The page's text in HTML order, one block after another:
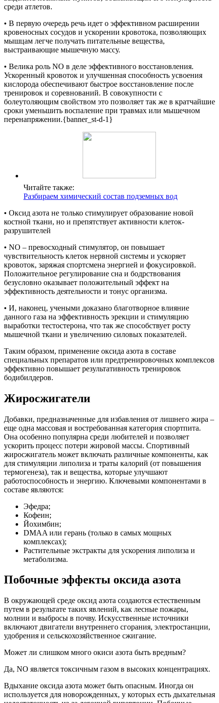
среди атлетов.
• В первую очередь речь идет о эффективном расширении
кровеносных сосудов и ускорении кровотока, позволяющих
мышцам легче получать питательные вещества,
выстраивающие мышечную массу.
• Велика роль NO в деле эффективного восстановления.
Ускоренный кровоток и улучшенная способность усвоения
кислорода обеспечивают быстрое восстановление после
тренировок и соревнований. В совокупности с
болеутоляющим свойством это позволяет так же в кратчайшие
сроки уменьшить воспаление при травмах или мышечном
перенапряжении.{banner_st-d-1}
Читайте также:
Разбираем химический состав подземных вод
• Оксид азота не только стимулирует образование новой
костной ткани, но и препятствует активности клеток-
разрушителей
• NO – превосходный стимулятор, он повышает
чувствительность клеток нервной системы и ускоряет
кровоток, заряжая спортсмена энергией и фокусировкой.
Положительное регулирование сна и бодрствования
безусловно оказывает положительный эффект на
эффективность деятельности и тонус организма.
• И, наконец, учеными доказано благотворное влияние
данного газа на эффективность эрекции и стимуляцию
выработки тестостерона, что так же способствует росту
мышечной ткани и увеличению силовых показателей.
Таким образом, применение оксида азота в составе
специальных препаратов или предтренировочных комплексов
эффективно повышает результативность тренировок
бодибилдеров.
Жиросжигатели
Добавки, предназначенные для избавления от лишнего жира –
еще одна массовая и востребованная категория спортпита.
Она особенно популярна среди любителей и позволяет
ускорить процесс потери жировой массы. Спортивный
жиросжигатель может включать различные компоненты, как
для стимуляции липолиза и траты калорий (от повышения
термогенеза), так и вещества, которые улучшают
работоспособность и энергию. Ключевыми компонентами в
составе являются:
Эфедра;
Кофеин;
Йохимбин;
DMAA или герань (только в самых мощных
комплексах);
Растительные экстракты для ускорения липолиза и
метаболизма.
Побочные эффекты оксида азота
В окружающей среде оксид азота создаются естественным
путем в результате таких явлений, как лесные пожары,
молнии и выбросы в почву. Искусственные источники
включают двигатели внутреннего сгорания, электростанции,
удобрения и сельскохозяйственное сжигание.
Может ли слишком много окиси азота быть вредным?
Да, NO является токсичным газом в высоких концентрациях.
Вдыхание оксида азота может быть опасным. Иногда он
используется для новорожденных, у которых есть дыхательная